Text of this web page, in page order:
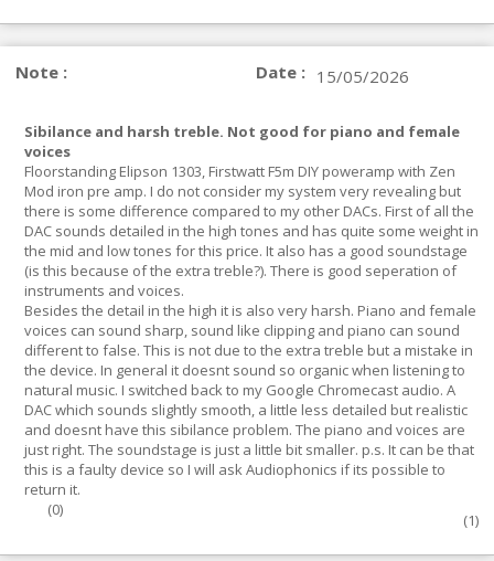
Note : Date : 15/05/2026
Sibilance and harsh treble. Not good for piano and female
voices
Floorstanding Elipson 1303, Firstwatt F5m DIY poweramp with Zen
Mod iron pre amp. I do not consider my system very revealing but
there is some difference compared to my other DACs. First of all the
DAC sounds detailed in the high tones and has quite some weight in
the mid and low tones for this price. It also has a good soundstage
(is this because of the extra treble?). There is good seperation of
instruments and voices.
Besides the detail in the high it is also very harsh. Piano and female
voices can sound sharp, sound like clipping and piano can sound
different to false. This is not due to the extra treble but a mistake in
the device. In general it doesnt sound so organic when listening to
natural music. I switched back to my Google Chromecast audio. A
DAC which sounds slightly smooth, a little less detailed but realistic
and doesnt have this sibilance problem. The piano and voices are
just right. The soundstage is just a little bit smaller. p.s. It can be that
this is a faulty device so I will ask Audiophonics if its possible to
return it.
(0)
(1)